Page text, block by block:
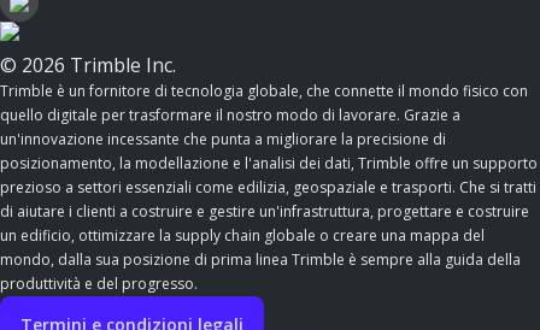
© 2026 Trimble Inc.
Trimble è un fornitore di tecnologia globale, che connette il mondo fisico con
quello digitale per trasformare il nostro modo di lavorare. Grazie a
un'innovazione incessante che punta a migliorare la precisione di
posizionamento, la modellazione e l'analisi dei dati, Trimble offre un supporto
prezioso a settori essenziali come edilizia, geospaziale e trasporti. Che si tratti
di aiutare i clienti a costruire e gestire un'infrastruttura, progettare e costruire
un edificio, ottimizzare la supply chain globale o creare una mappa del
mondo, dalla sua posizione di prima linea Trimble è sempre alla guida della
produttività e del progresso.
Termini e condizioni legali